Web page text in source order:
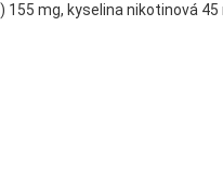
155 mg, kyselina nikotinová 45